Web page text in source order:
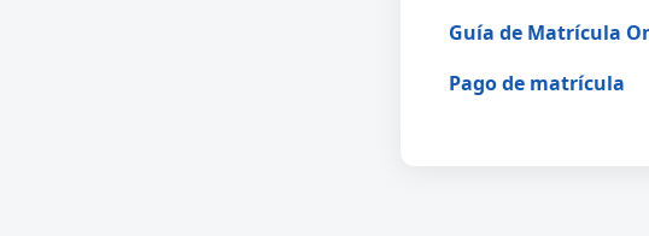
Guía de Matrícula
Pago de matrícula